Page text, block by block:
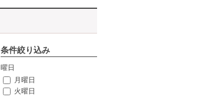
条件絞り込み
曜日
月曜日
火曜日